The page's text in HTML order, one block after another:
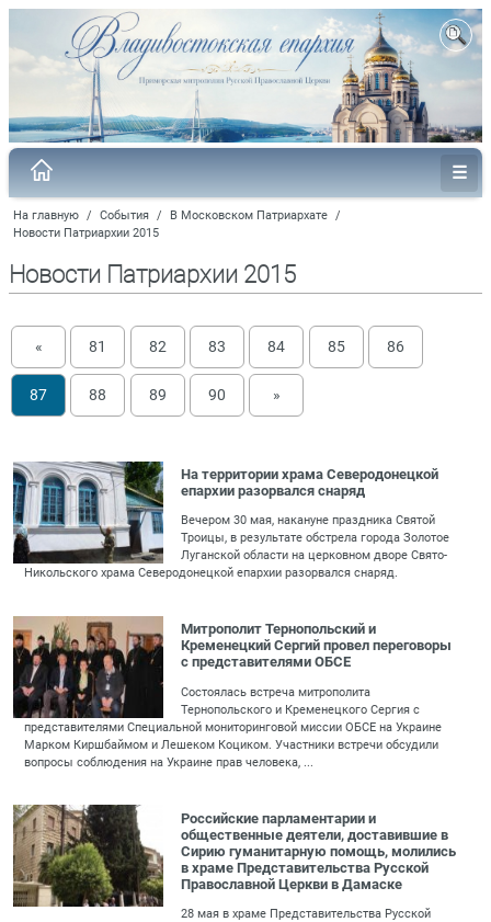
На главную / События / В Московском Патриархате /
Новости Патриархии 2015
Новости Патриархии 2015
« 81 82 83 84 85 86
87 88 89 90 »
На территории храма Северодонецкой
епархии разорвался снаряд
Вечером 30 мая, накануне праздника Святой
Троицы, в результате обстрела города Золотое
Луганской области на церковном дворе Свято-
Никольского храма Северодонецкой епархии разорвался снаряд.
Митрополит Тернопольский и
Кременецкий Сергий провел переговоры
с представителями ОБСЕ
Состоялась встреча митрополита
Тернопольского и Кременецкого Сергия с
представителями Специальной мониторинговой миссии ОБСЕ на Украине
Марком Киршбаймом и Лешеком Коциком. Участники встречи обсудили
вопросы соблюдения на Украине прав человека, ...
Российские парламентарии и
общественные деятели, доставившие в
Сирию гуманитарную помощь, молились
в храме Представительства Русской
Православной Церкви в Дамаске
28 мая в храме Представительства Русской